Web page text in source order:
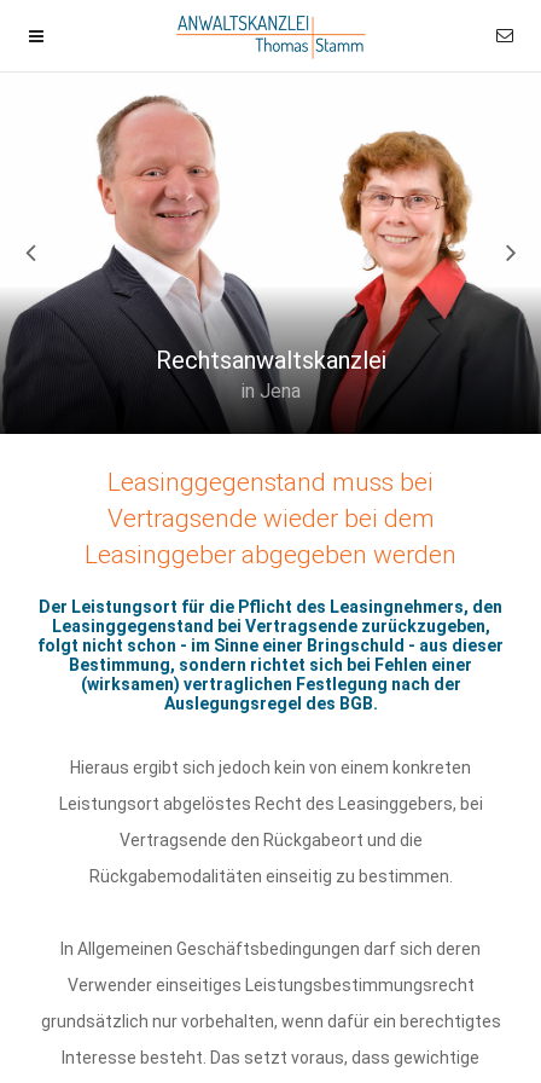
Rechtsanwaltskanzlei
in Jena
Leasinggegenstand muss bei
Vertragsende wieder bei dem
Leasinggeber abgegeben werden
Der Leistungsort für die Pflicht des Leasingnehmers, den
Leasinggegenstand bei Vertragsende zurückzugeben,
folgt nicht schon - im Sinne einer Bringschuld - aus dieser
Bestimmung, sondern richtet sich bei Fehlen einer
(wirksamen) vertraglichen Festlegung nach der
Auslegungsregel des BGB.
Hieraus ergibt sich jedoch kein von einem konkreten
Leistungsort abgelöstes Recht des Leasinggebers, bei
Vertragsende den Rückgabeort und die
Rückgabemodalitäten einseitig zu bestimmen.
In Allgemeinen Geschäftsbedingungen darf sich deren
Verwender einseitiges Leistungsbestimmungsrecht
grundsätzlich nur vorbehalten, wenn dafür ein berechtigtes
Interesse besteht. Das setzt voraus, dass gewichtige